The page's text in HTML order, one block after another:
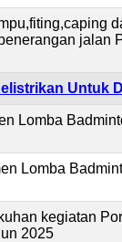
jalan
Untuk
Lomba
Lomba
kegiatan
2025